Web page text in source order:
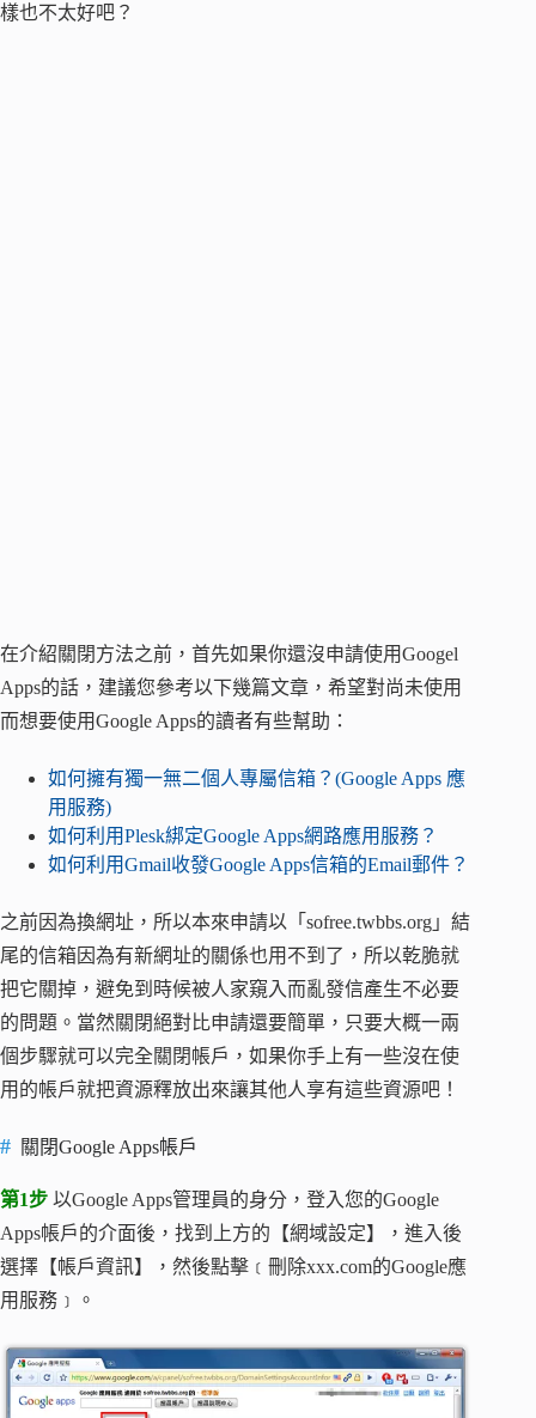
樣也不太好吧？
在介紹關閉方法之前，首先如果你還沒申請使用Googel
Apps的話，建議您參考以下幾篇文章，希望對尚未使用
而想要使用Google Apps的讀者有些幫助：
如何擁有獨一無二個人專屬信箱？(Google Apps 應
用服務)
如何利用Plesk綁定Google Apps網路應用服務？
如何利用Gmail收發Google Apps信箱的Email郵件？
之前因為換網址，所以本來申請以「sofree.twbbs.org」結
尾的信箱因為有新網址的關係也用不到了，所以乾脆就
把它關掉，避免到時候被人家窺入而亂發信產生不必要
的問題。當然關閉絕對比申請還要簡單，只要大概一兩
個步驟就可以完全關閉帳戶，如果你手上有一些沒在使
用的帳戶就把資源釋放出來讓其他人享有這些資源吧！
關閉Google Apps帳戶
第1步 以Google Apps管理員的身分，登入您的Google
Apps帳戶的介面後，找到上方的【網域設定】，進入後
選擇【帳戶資訊】，然後點擊﹝刪除xxx.com的Google應
用服務﹞。